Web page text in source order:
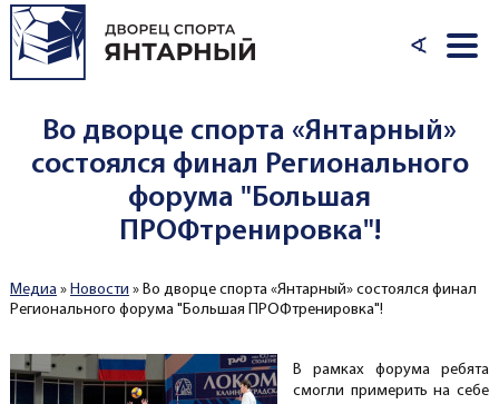
Перейти к основному содержанию
∢
Во дворце спорта «Янтарный»
состоялся финал Регионального
форума "Большая
ПРОФтренировка"!
Вы здесь
Медиа» Новости » Во дворце спорта «Янтарный» состоялся финал
Регионального форума "Большая ПРОФтренировка"!
В рамках форума ребята
смогли примерить на себе